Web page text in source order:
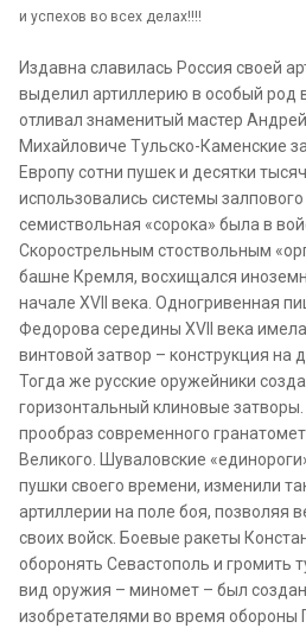
и успехов во всех делах!!!!
Издавна славилась Россия своей
выделил артиллерию в особый род
отливал знаменитый мастер
Михайловиче Тульско-Каменские
Европу сотни пушек и десятки
использовались системы залпового
семиствольная «сорока» была в
Скорострельным стоствольным
башне Кремля, восхищался
начале XVII века. Одногривенная
Федорова середины XVII века
винтовой затвор – конструкция на
Тогда же русские оружейники
горизонтальный клиновые
прообраз современного
Великого. Шуваловские
пушки своего времени, изменили
артиллерии на поле боя, позволяя
своих войск. Боевые ракеты
оборонять Севастополь и громить
вид оружия – миномет – был
изобретателями во время обороны